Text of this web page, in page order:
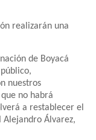
realizarán una
de Boyacá
nuestros
no habrá
a restablecer el
Alejandro Álvarez,